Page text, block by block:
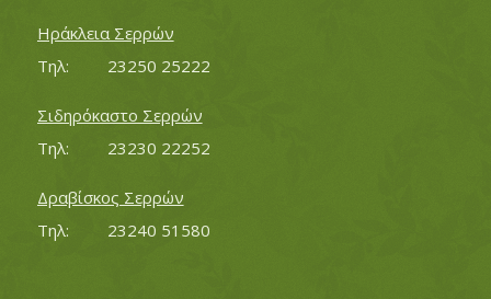
Ηράκλεια Σερρών
Τηλ:		23250 25222
Σιδηρόκαστο Σερρών
Τηλ:		23230 22252
Δραβίσκος Σερρών
Τηλ:		23240 51580